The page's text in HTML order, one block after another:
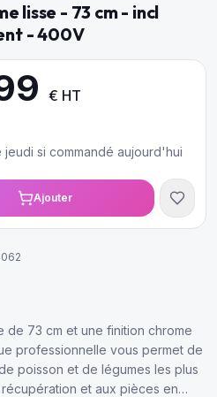
lisse - 73 cm - incl
- 400V
€ HT
jeudi si commandé aujourd'hui
Ajouter
de 73 cm et une finition chrome
professionnelle vous permet de
poisson et de légumes les plus
et aux pièces en